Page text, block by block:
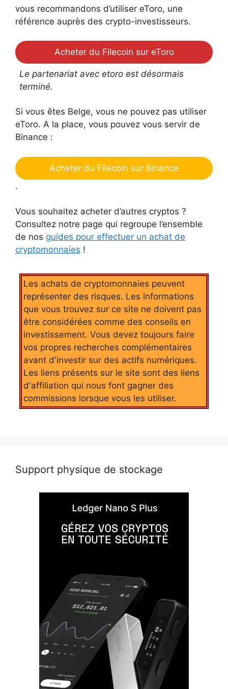
vous recommandons d’utiliser eToro, une
référence auprès des crypto-investisseurs.
Acheter du Filecoin sur eToro
Le partenariat avec etoro est désormais
terminé.
Si vous êtes Belge, vous ne pouvez pas utiliser
eToro. A la place, vous pouvez vous servir de
Binance :
Acheter du Filecoin sur Binance
.
Vous souhaitez acheter d’autres cryptos ?
Consultez notre page qui regroupe l’ensemble
de nos guides pour effectuer un achat de
cryptomonnaies !
Les achats de cryptomonnaies peuvent
représenter des risques. Les informations
que vous trouvez sur ce site ne doivent pas
être considérées comme des conseils en
investissement. Vous devez toujours faire
vos propres recherches complémentaires
avant d'investir sur des actifs numériques.
Les liens présents sur le site sont des liens
d'affiliation qui nous font gagner des
commissions lorsque vous les utiliser.
Support physique de stockage